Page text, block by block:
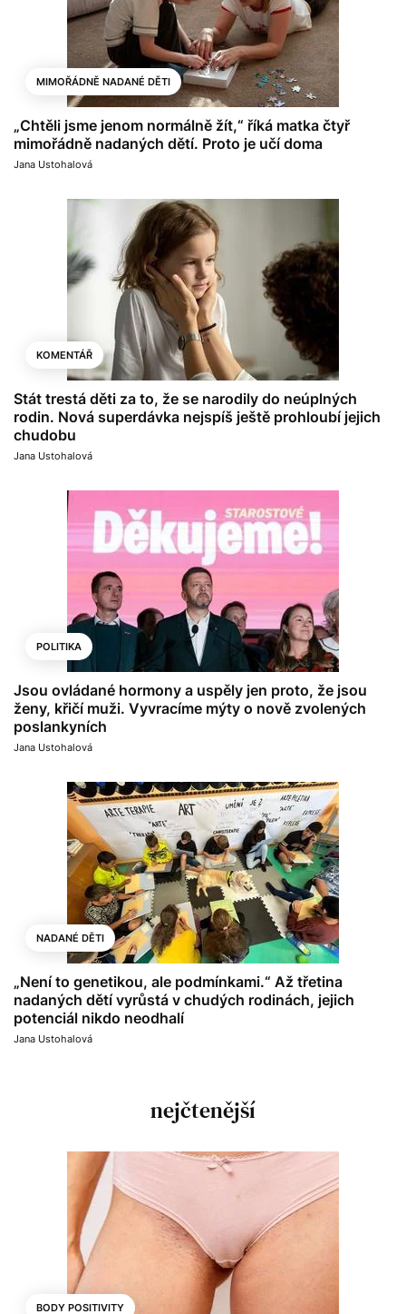
MIMOŘÁDNĚ NADANÉ DĚTI
„Chtěli jsme jenom normálně žít,“ říká matka čtyř
mimořádně nadaných dětí. Proto je učí doma
Jana Ustohalová
KOMENTÁŘ
Stát trestá děti za to, že se narodily do neúplných
rodin. Nová superdávka nejspíš ještě prohloubí jejich
chudobu
Jana Ustohalová
POLITIKA
Jsou ovládané hormony a uspěly jen proto, že jsou
ženy, křičí muži. Vyvracíme mýty o nově zvolených
poslankyních
Jana Ustohalová
NADANÉ DĚTI
„Není to genetikou, ale podmínkami.“ Až třetina
nadaných dětí vyrůstá v chudých rodinách, jejich
potenciál nikdo neodhalí
Jana Ustohalová
nejčtenější
BODY POSITIVITY